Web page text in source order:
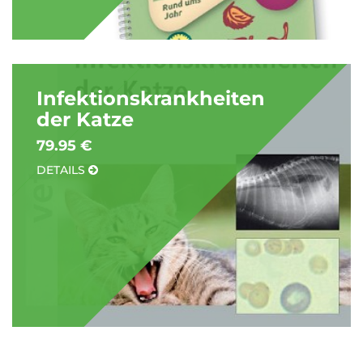
Infektionskrankheiten
der Katze
79.95 €
DETAILS